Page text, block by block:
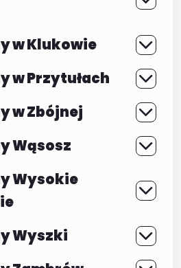
w Klukowie
w Przytułach
w Zbójnej
Wąsosz
Wysokie
Wyszki